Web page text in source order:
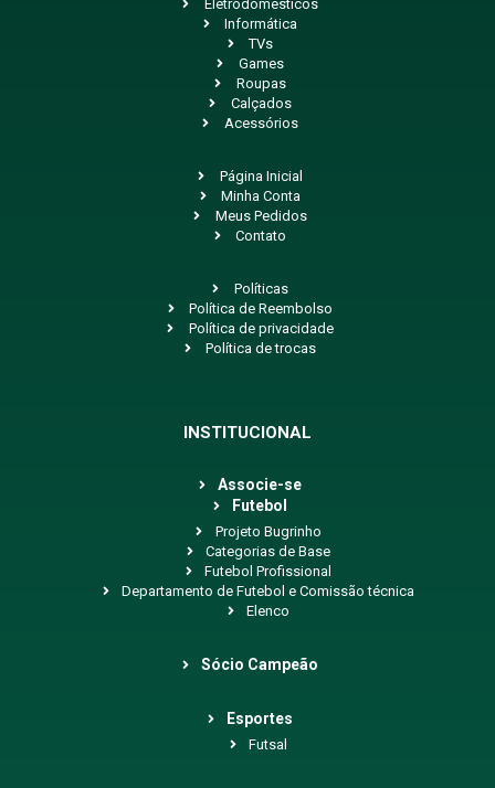
Eletrodomésticos
Informática
TVs
Games
Roupas
Calçados
Acessórios
Página Inicial
Minha Conta
Meus Pedidos
Contato
Políticas
Política de Reembolso
Política de privacidade
Política de trocas
INSTITUCIONAL
Associe-se
Futebol
Projeto Bugrinho
Categorias de Base
Futebol Profissional
Departamento de Futebol e Comissão técnica
Elenco
Sócio Campeão
Esportes
Futsal